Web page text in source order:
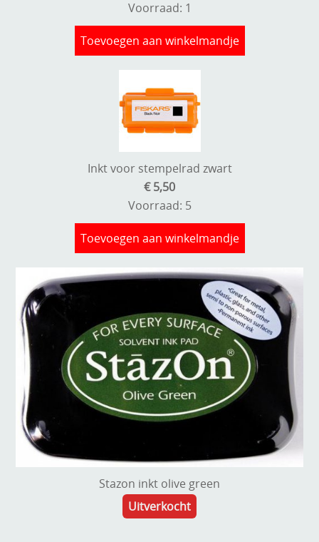
Voorraad: 1
Toevoegen aan winkelmandje
Inkt voor stempelrad zwart
€ 5,50
Voorraad: 5
Toevoegen aan winkelmandje
Stazon inkt olive green
Uitverkocht